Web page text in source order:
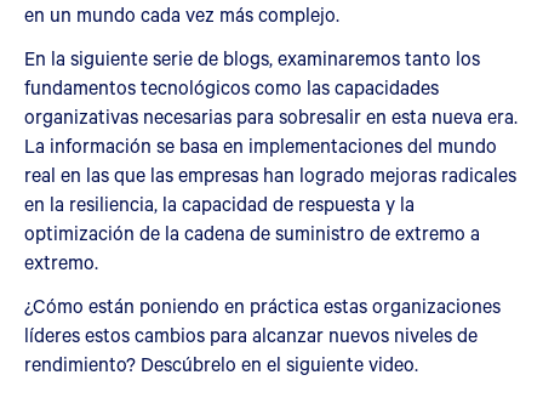
en un mundo cada vez más complejo.
En la siguiente serie de blogs, examinaremos tanto los
fundamentos tecnológicos como las capacidades
organizativas necesarias para sobresalir en esta nueva era.
La información se basa en implementaciones del mundo
real en las que las empresas han logrado mejoras radicales
en la resiliencia, la capacidad de respuesta y la
optimización de la cadena de suministro de extremo a
extremo.
¿Cómo están poniendo en práctica estas organizaciones
líderes estos cambios para alcanzar nuevos niveles de
rendimiento? Descúbrelo en el siguiente video.